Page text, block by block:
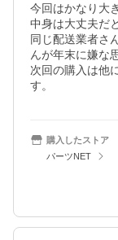
今回はかなり大
中身は大丈夫だ
同じ配送業者さ
んが年末に嫌な
次回の購入は他
す。
購入したストア
パーツNET